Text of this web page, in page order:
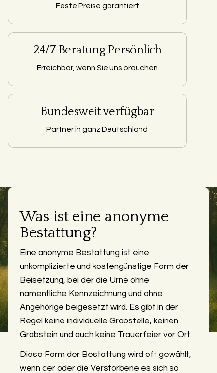
Feste Preise garantiert
24/7 Beratung Persönlich
Erreichbar, wenn Sie uns brauchen
Bundesweit verfügbar
Partner in ganz Deutschland
Was ist eine anonyme
Bestattung?
Eine anonyme Bestattung ist eine
unkomplizierte und kostengünstige Form der
Beisetzung, bei der die Urne ohne
namentliche Kennzeichnung und ohne
Angehörige beigesetzt wird. Es gibt in der
Regel keine individuelle Grabstelle, keinen
Grabstein und auch keine Trauerfeier vor Ort.
Diese Form der Bestattung wird oft gewählt,
wenn der oder die Verstorbene es sich so